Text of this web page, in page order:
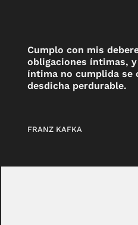
Cumplo con mis
obligaciones íntimas,
íntima no cumplida se
desdicha perdurable.
FRANZ KAFKA